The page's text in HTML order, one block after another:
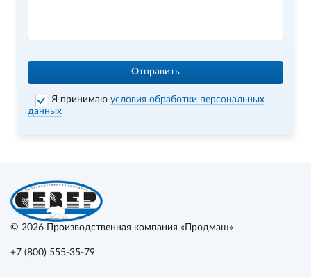
Отправить
Я принимаюусловия обработки персональных
данных
© 2026 Производственная компания «Продмаш»
+7 (800) 555-35-79